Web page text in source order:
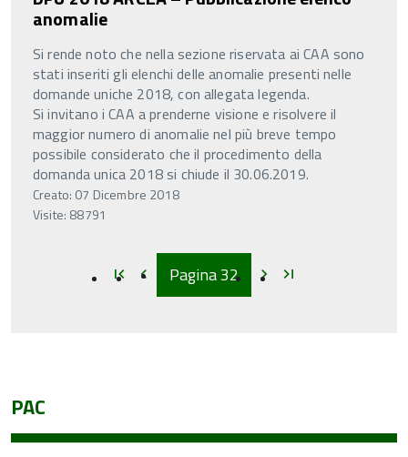
anomalie
Si rende noto che nella sezione riservata ai CAA sono
stati inseriti gli elenchi delle anomalie presenti nelle
domande uniche 2018, con allegata legenda.
Si invitano i CAA a prenderne visione e risolvere il
maggior numero di anomalie nel più breve tempo
possibile considerato che il procedimento della
domanda unica 2018 si chiude il 30.06.2019.
Creato: 07 Dicembre 2018
Visite: 88791
first_page Inizio
chevron_left Inizio
Pagina32 chevron_right Inizio
last_page
PAC